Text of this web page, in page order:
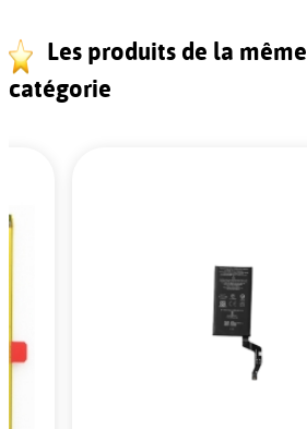
Les produits de la même
catégorie